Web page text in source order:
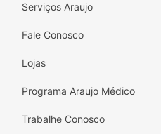
Toque Macio:
respeitam a
apertar.
Barreiras
Serviços Araujo
Fale Conosco
Lojas
Programa Araujo Médico
Trabalhe Conosco